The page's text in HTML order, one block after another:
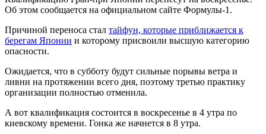
Об этом сообщается на официальном сайте Формулы-1.
Причиной переноса стал тайфун, которые приближается к
берегам Японии и которому присвоили высшую категорию
опасности.
Ожидается, что в субботу будут сильные порывы ветра и
ливни на протяжении всего дня, поэтому третью практику
организации полностью отменила.
А вот квалификация состоится в воскресенье в 4 утра по
киевскому времени. Гонка же начнется в 8 утра.